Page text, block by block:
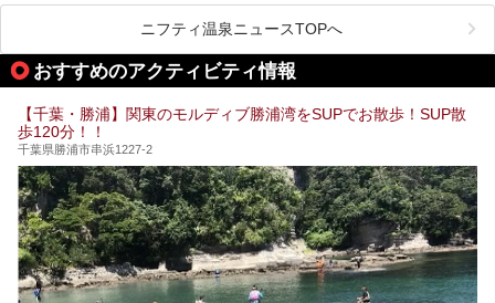
県で生まれ、千葉県で育ち、つい最近まで千葉在住だった私
がお勧めする、一度は入るべき千葉の温泉・スパ34選をま
とめました。
ニフティ温泉ニュースTOPへ
おすすめのアクティビティ情報
【千葉・勝浦】関東のモルディブ勝浦湾をSUPでお散歩！SUP散
歩120分！！
千葉県勝浦市串浜1227-2